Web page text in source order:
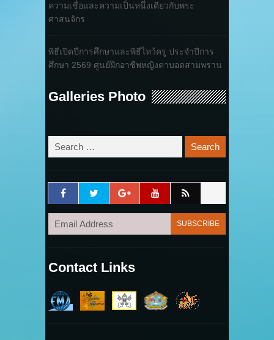
ความเชื่อและความเป็นหนึ่งเดียวกับพระ
ศาสนจักร
พิธีเปิดปีการศึกษาและพิธีไหว้ครู ประจำปีการ
ศึกษา 2569 ศูนย์ฝึกอาชีพหญิงตาบอดสามพราน
Galleries Photo
Contact Links